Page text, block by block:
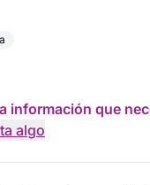
información que
algo